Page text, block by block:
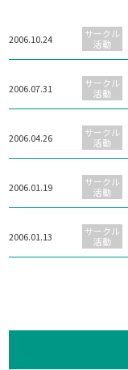
2006.10.24
サークル
活動
2006.07.31
サークル
活動
2006.04.26
サークル
活動
2006.01.19
サークル
活動
2006.01.13
サークル
活動